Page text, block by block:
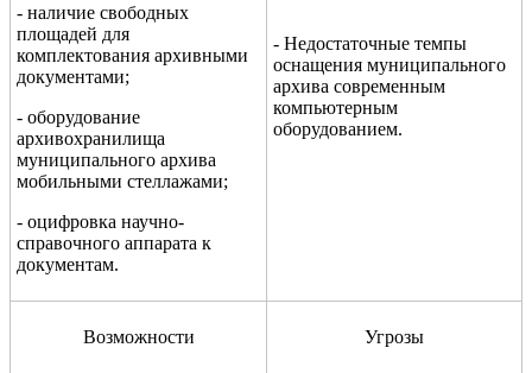
- наличие свободных
площадей для
комплектования архивными
документами;
- оборудование
архивохранилища
муниципального архива
мобильными стеллажами;
- оцифровка научно-
справочного аппарата к
документам.
- Недостаточные темпы
оснащения муниципального
архива современным
компьютерным
оборудованием.
Возможности Угрозы